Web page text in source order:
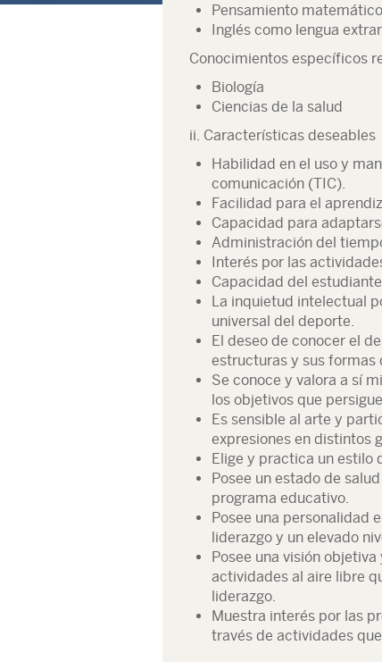
Pensamiento matemático
Inglés como lengua
Conocimientos específicos
Biología
Ciencias de la salud
ii. Características deseables
Habilidad en el uso y
comunicación (TIC).
Facilidad para el
Capacidad para
Administración del
Interés por las
Capacidad del
La inquietud intelectual
universal del deporte.
El deseo de conocer el
estructuras y sus formas
Se conoce y valora a sí
los objetivos que
Es sensible al arte y
expresiones en distintos
Elige y practica un estilo
Posee un estado de
programa educativo.
Posee una personalidad
liderazgo y un elevado
Posee una visión
actividades al aire libre
liderazgo.
Muestra interés por las
través de actividades